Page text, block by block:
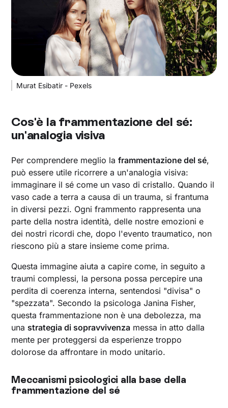
Murat Esibatir - Pexels
Cos'è la frammentazione del sé:
un'analogia visiva
Per comprendere meglio laframmentazione del sé,
può essere utile ricorrere a un'analogia visiva:
immaginare il sé come un vaso di cristallo. Quando il
vaso cade a terra a causa di un trauma, si frantuma
in diversi pezzi. Ogni frammento rappresenta una
parte della nostra identità, delle nostre emozioni e
dei nostri ricordi che, dopo l'evento traumatico, non
riescono più a stare insieme come prima.
Questa immagine aiuta a capire come, in seguito a
traumi complessi, la persona possa percepire una
perdita di coerenza interna, sentendosi "divisa" o
"spezzata". Secondo la psicologa Janina Fisher,
questa frammentazione non è una debolezza, ma
una strategia di sopravvivenza messa in atto dalla
mente per proteggersi da esperienze troppo
dolorose da affrontare in modo unitario.
Meccanismi psicologici alla base della
frammentazione del sé